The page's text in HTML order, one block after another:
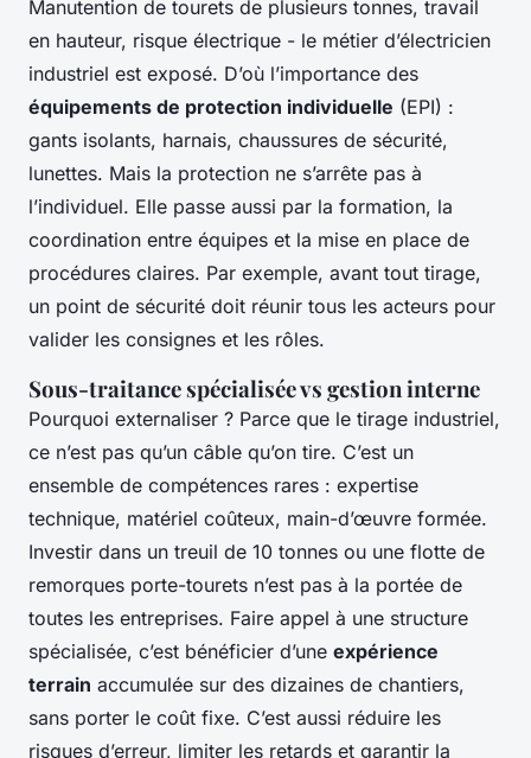
Manutention de tourets de plusieurs tonnes, travail
en hauteur, risque électrique - le métier d’électricien
industriel est exposé. D’où l’importance des
équipements de protection individuelle (EPI) :
gants isolants, harnais, chaussures de sécurité,
lunettes. Mais la protection ne s’arrête pas à
l’individuel. Elle passe aussi par la formation, la
coordination entre équipes et la mise en place de
procédures claires. Par exemple, avant tout tirage,
un point de sécurité doit réunir tous les acteurs pour
valider les consignes et les rôles.
Sous-traitance spécialisée vs gestion interne
Pourquoi externaliser ? Parce que le tirage industriel,
ce n’est pas qu’un câble qu’on tire. C’est un
ensemble de compétences rares : expertise
technique, matériel coûteux, main-d’œuvre formée.
Investir dans un treuil de 10 tonnes ou une flotte de
remorques porte-tourets n’est pas à la portée de
toutes les entreprises. Faire appel à une structure
spécialisée, c’est bénéficier d’une expérience
terrain accumulée sur des dizaines de chantiers,
sans porter le coût fixe. C’est aussi réduire les
risques d’erreur, limiter les retards et garantir la